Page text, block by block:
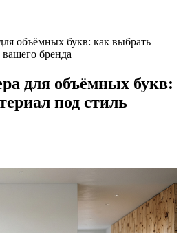
объёмных букв: как выбрать
бренда
для объёмных букв:
под стиль